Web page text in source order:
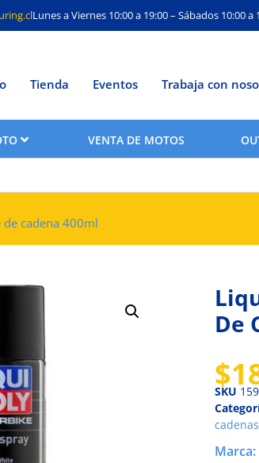
Lunes a Viernes 10:00 a 19:00 – Sábados 10:00
Tienda Eventos Trabaja con
VENTA DE MOTOS
cadena 400ml
De
$
SKU
cadenas
Marca: